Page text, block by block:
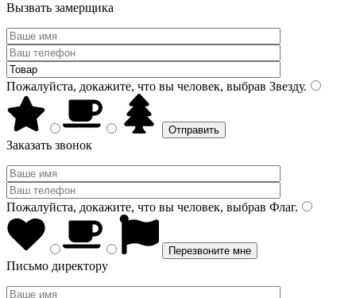
Вызвать замерщика
Пожалуйста, докажите, что вы человек, выбрав Звезду.
Заказать звонок
Пожалуйста, докажите, что вы человек, выбрав Флаг.
Письмо директору